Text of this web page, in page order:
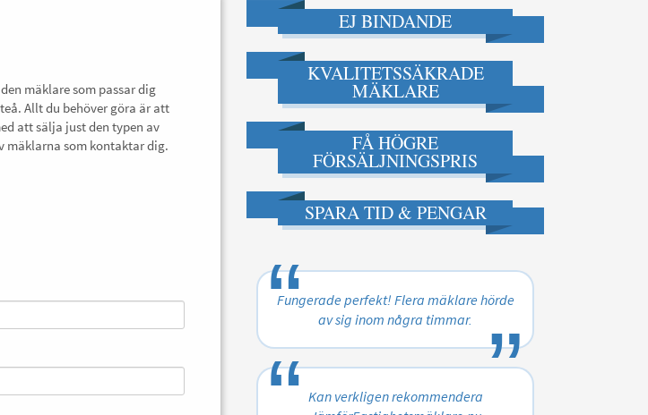
mäklare som passar dig
Allt du behöver göra är att
att sälja just den typen av
mäklarna som kontaktar dig.
EJ BINDANDE
KVALITETSSÄKRADE
MÄKLARE
FÅ HÖGRE
FÖRSÄLJNINGSPRIS
SPARA TID & PENGAR
“
Fungerade perfekt! Flera mäklare hörde
av sig inom några timmar.
„
Kan verkligen rekommendera